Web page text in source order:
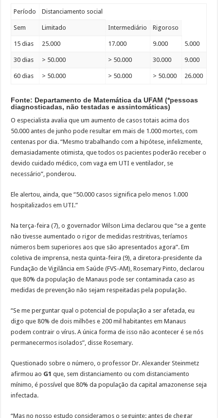
Período Distanciamento social
Sem Limitado Intermediário Rigoroso
15 dias 25.000 17.000 9.000 5.000
30 dias > 50.000 > 50.000 30.000 9.000
60 dias > 50.000 > 50.000 > 50.000 26.000
Fonte: Departamento de Matemática da UFAM (*pessoas
diagnosticadas, não testadas e assintomáticas)
O especialista avalia que um aumento de casos totais acima dos
50.000 antes de junho pode resultar em mais de 1.000 mortes, com
centenas por dia. “Mesmo trabalhando com a hipótese, infelizmente,
demasiadamente otimista, que todos os pacientes poderão receber o
devido cuidado médico, com vaga em UTI e ventilador, se
necessário”, ponderou.
Ele alertou, ainda, que “50.000 casos significa pelo menos 1.000
hospitalizados em UTI.”
Na terça-feira (7), o governador Wilson Lima declarou que “se a gente
não tivesse aumentado o rigor de medidas restritivas, teríamos
números bem superiores aos que são apresentados agora”. Em
coletiva de imprensa, nesta quinta-feira (9), a diretora-presidente da
Fundação de Vigilância em Saúde (FVS-AM), Rosemary Pinto, declarou
que 80% da população de Manaus pode ser contaminada caso as
medidas de prevenção não sejam respeitadas pela população.
“Se me perguntar qual o potencial de população a ser afetada, eu
digo que 80% de dois milhões e 200 mil habitantes em Manaus
podem contrair o vírus. A única forma de isso não acontecer é se nós
permanecermos isolados”, disse Rosemary.
Questionado sobre o número, o professor Dr. Alexander Steinmetz
afirmou ao G1 que, sem distanciamento ou com distanciamento
mínimo, é possível que 80% da população da capital amazonense seja
infectada.
“Mas no nosso estudo consideramos o seguinte: antes de chegar